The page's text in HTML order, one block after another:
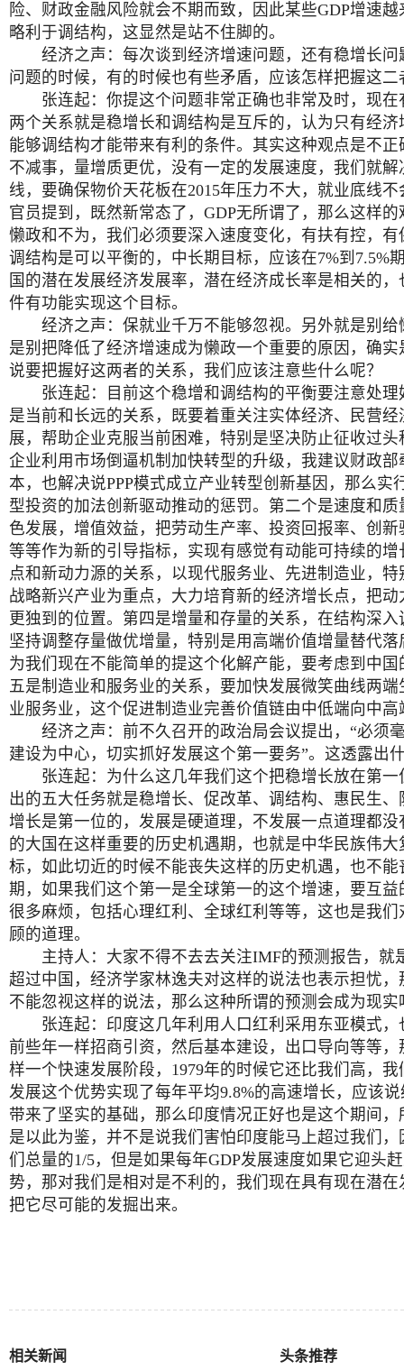
险、财政金融风险就会不期而致，因此某些GDP增速
略利于调结构，这显然是站不住脚的。
经济之声：每次谈到经济增速问题，还有稳增长
问题的时候，有的时候也有些矛盾，应该怎样把握这
张连起：你提这个问题非常正确也非常及时，现
两个关系就是稳增长和调结构是互斥的，认为只有经
能够调结构才能带来有利的条件。其实这种观点是不
不减事，量增质更优，没有一定的发展速度，我们就
线，要确保物价天花板在2015年压力不大，就业底线
官员提到，既然新常态了，GDP无所谓了，那么这样
懒政和不为，我们必须要深入速度变化，有扶有控，
调结构是可以平衡的，中长期目标，应该在7%到7.5%
国的潜在发展经济发展率，潜在经济成长率是相关的
件有功能实现这个目标。
经济之声：保就业千万不能够忽视。另外就是别
是别把降低了经济增速成为懒政一个重要的原因，确
说要把握好这两者的关系，我们应该注意些什么呢？
张连起：目前这个稳增和调结构的平衡要注意处
是当前和长远的关系，既要着重关注实体经济、民营
展，帮助企业克服当前困难，特别是坚决防止征收过
企业利用市场倒逼机制加快转型的升级，我建议财政
本，也解决说PPP模式成立产业转型创新基因，那么实
型投资的加法创新驱动推动的惩罚。第二个是速度和
色发展，增值效益，把劳动生产率、投资回报率、创
等等作为新的引导指标，实现有感觉有动能可持续的
点和新动力源的关系，以现代服务业、先进制造业，
战略新兴产业为重点，大力培育新的经济增长点，把
更独到的位置。第四是增量和存量的关系，在结构深
坚持调整存量做优增量，特别是用高端价值增量替代
为我们现在不能简单的提这个化解产能，要考虑到中
五是制造业和服务业的关系，要加快发展微笑曲线两
业服务业，这个促进制造业完善价值链由中低端向中
经济之声：前不久召开的政治局会议提出，“必须
建设为中心，切实抓好发展这个第一要务”。这透露出
张连起：为什么这几年我们这个把稳增长放在第一
出的五大任务就是稳增长、促改革、调结构、惠民生
增长是第一位的，发展是硬道理，不发展一点道理都
的大国在这样重要的历史机遇期，也就是中华民族伟
标，如此切近的时候不能丧失这样的历史机遇，也不
期，如果我们这个第一是全球第一的这个增速，要互
很多麻烦，包括心理红利、全球红利等等，这也是我
顾的道理。
主持人：大家不得不去去关注IMF的预测报告，就
超过中国，经济学家林逸夫对这样的说法也表示担忧
不能忽视这样的说法，那么这种所谓的预测会成为现实
张连起：印度这几年利用人口红利采用东亚模式
前些年一样招商引资，然后基本建设，出口导向等等
样一个快速发展阶段，1979年的时候它还比我们高，
发展这个优势实现了每年平均9.8%的高速增长，应该
带来了坚实的基础，那么印度情况正好也是这个期间
是以此为鉴，并不是说我们害怕印度能马上超过我们
们总量的1/5，但是如果每年GDP发展速度如果它迎头
势，那对我们是相对是不利的，我们现在具有现在潜
把它尽可能的发掘出来。
相关新闻 头条推荐